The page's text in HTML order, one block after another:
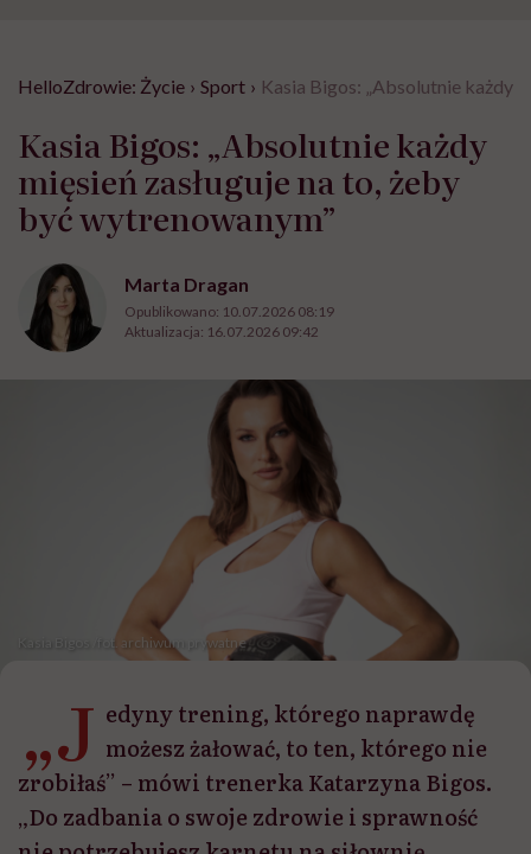
HelloZdrowie: Życie › Sport › Kasia Bigos: „Absolutnie każdy
Kasia Bigos: „Absolutnie każdy
mięsień zasługuje na to, żeby
być wytrenowanym”
Marta Dragan
Opublikowano: 10.07.2026 08:19
Aktualizacja: 16.07.2026 09:42
Kasia Bigos /fot. archiwum prywatne
„J edyny trening, którego naprawdę
możesz żałować, to ten, którego nie
zrobiłaś” – mówi trenerka Katarzyna Bigos.
„Do zadbania o swoje zdrowie i sprawność